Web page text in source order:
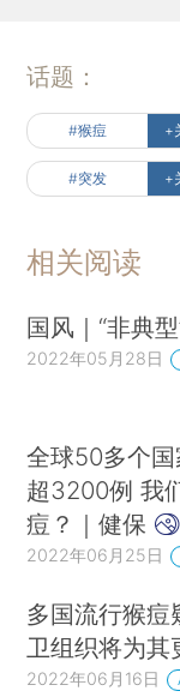
话题：
#猴痘 +
#突发 +
相关阅读
国风｜“非典
2022年05月28日
全球50多个
超3200例 我
痘？｜健保
2022年06月25日
多国流行猴痘
卫组织将为其
2022年06月16日